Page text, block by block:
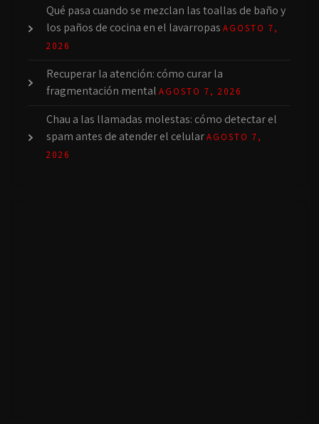
Qué pasa cuando se mezclan las toallas de baño y
los paños de cocina en el lavarropas AGOSTO 7,
2026
Recuperar la atención: cómo curar la
fragmentación mental AGOSTO 7, 2026
Chau a las llamadas molestas: cómo detectar el
spam antes de atender el celularAGOSTO 7,
2026